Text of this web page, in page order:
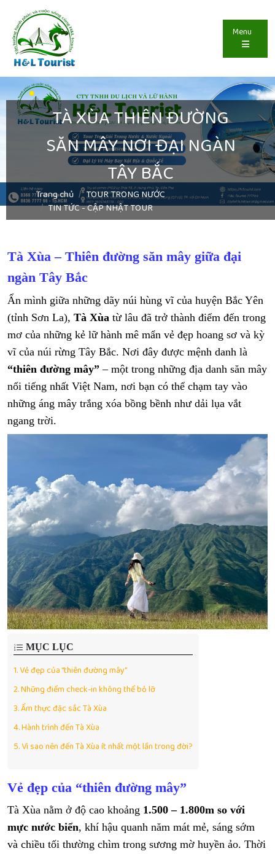
Menu
TÀ XÙA THIÊN ĐƯỜNG
SĂN MÂY NƠI ĐẠI NGÀN
TÂY BẮC
Trang chủ
TOUR TRONG NƯỚC
TIN TỨC - CẬP NHẬT TOUR
Tà Xùa – Thiên đường săn mây giữa đại
ngàn Tây Bắc
Ẩn mình giữa những dãy núi hùng vĩ của huyện Bắc Yên
(tỉnh Sơn La), Tà Xùa từ lâu đã trở thành điểm đến trong
mơ của những kẻ lữ hành mê mẩn vẻ đẹp hoang sơ và kỳ
vĩ của núi rừng Tây Bắc. Nơi đây được mệnh danh là
“thiên đường mây” – một trong những địa danh săn mây
nổi tiếng nhất Việt Nam, nơi bạn có thể chạm tay vào
những áng mây trắng xóa bồng bềnh như dải lụa vắt
ngang trời.
MỤC LỤC
1.Vẻ đẹp của “thiên đường mây”
2.Những điểm check-in không thể bỏ lỡ
3.Ẩm thực đặc sắc Tà Xùa
4.Hành trình đến Tà Xùa
5.Vì sao nên đến Tà Xùa ít nhất một lần trong đời?
Vẻ đẹp của “thiên đường mây”
Tà Xùa nằm ở độ cao khoảng 1.500 – 1.800m so với
mực nước biển, khí hậu quanh năm mát mẻ, sáng sớm
và chiều tối thường chìm trong sương mờ huyền ảo. Thời